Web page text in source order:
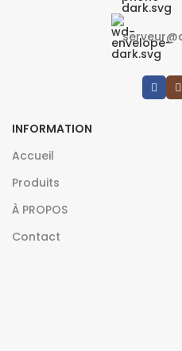
INFORMATION
Accueil
Produits
À PROPOS
Contact